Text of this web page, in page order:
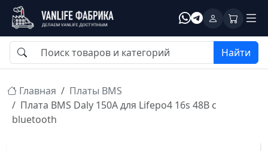
Найти
Главная
Платы BMS
Плата BMS Daly 150A для Lifepo4 16s 48В c
bluetooth